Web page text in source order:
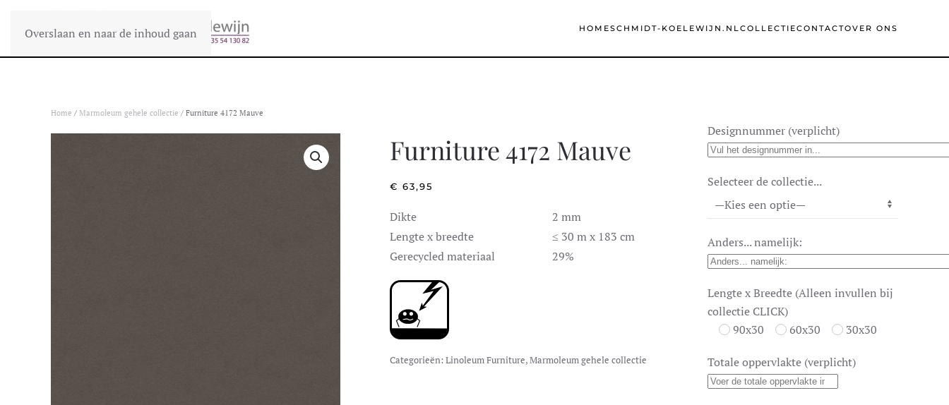
Overslaan en naar de inhoud gaan HOMESCHMIDT-KOELEWIJN.NL COLLECTIECONTACTOVER ONS
Home / Marmoleum gehele collectie / Furniture 4172 Mauve
Furniture 4172 Mauve
€ 63,95
Dikte
2 mm
Lengte x breedte
≤ 30 m x 183 cm
Gerecycled materiaal
29%
Categorieën: Linoleum Furniture,Marmoleum gehele collectie
Designnummer (verplicht)
Selecteer de collectie...
Anders... namelijk:
Lengte x Breedte (Alleen invullen bij
collectie CLICK)
90x30
60x30 30x30
Totale oppervlakte (verplicht)